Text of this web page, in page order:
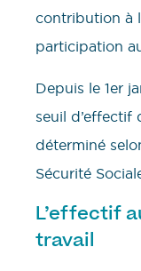
contribution à
participation
Depuis le 1er
seuil d’effectif
déterminé
Sécurité
L’effectif
travail